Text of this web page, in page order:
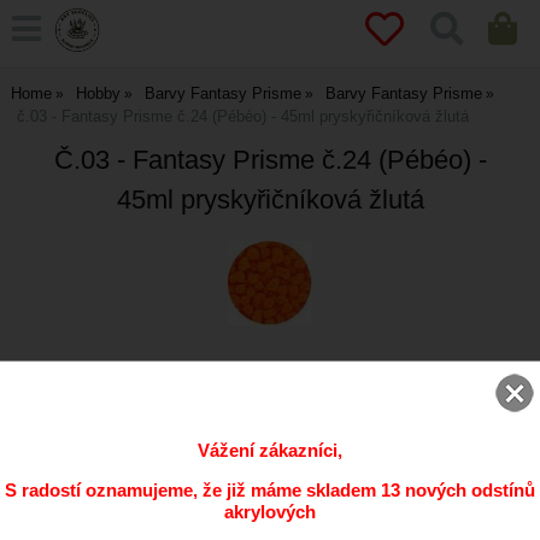
Home Hobby Barvy Fantasy Prisme
Barvy Fantasy Prisme
č.03 - Fantasy Prisme č.24 (Pébéo) - 45ml pryskyřičníková žlutá
Č.03 - Fantasy Prisme č.24 (Pébéo) -
45ml pryskyřičníková žlutá
Vážení zákazníci,
S radostí oznamujeme, že již máme skladem 13 nových odstínů
akrylových